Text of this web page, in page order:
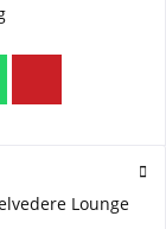
Lounge